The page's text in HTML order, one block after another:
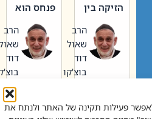
פעילות תקינה של האתר ולנתח את
הזיקה בין
הגדול לעם הרב
שאול
דוד
בוצ'קו
לשמוע קול תורה – מדרש
פנחס הוא
אליהו: בין
קנאות
הורסת
לקנאות
בונה
הרב
שאול
דוד
בוצ'קו
לשמוע קול